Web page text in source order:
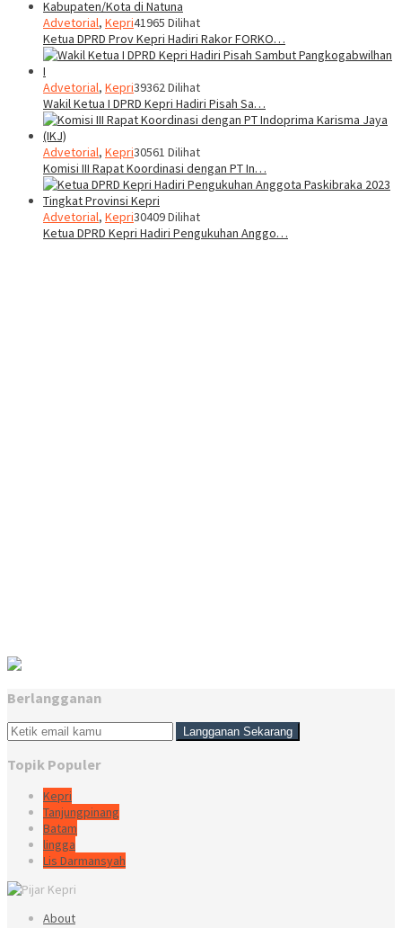
Advetorial, Kepri41965 Dilihat
Ketua DPRD Prov Kepri Hadiri Rakor FORKO…
Advetorial, Kepri39362 Dilihat
Wakil Ketua I DPRD Kepri Hadiri Pisah Sa…
Advetorial, Kepri30561 Dilihat
Komisi III Rapat Koordinasi dengan PT In…
Advetorial, Kepri30409 Dilihat
Ketua DPRD Kepri Hadiri Pengukuhan Anggo…
Berlangganan
Topik Populer
Kepri
Tanjungpinang
Batam
lingga
Lis Darmansyah
About